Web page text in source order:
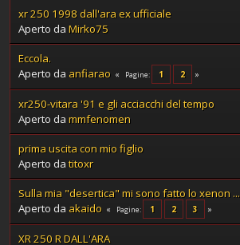
xr 250 1998 dall'ara ex ufficiale
Aperto da Mirko75
Eccola.
Aperto da anfiarao Pagine 1 2
xr250-vitara '91 e gli acciacchi del tempo
Aperto da mmfenomen
prima uscita con mio figlio
Aperto da titoxr
Sulla mia "desertica" mi sono fatto lo xenon ...
Aperto da akaido Pagine 1 2 3
XR 250 R DALL'ARA